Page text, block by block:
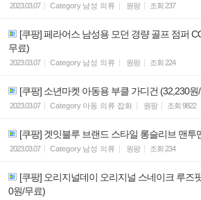
2023.03.07 Category 남성 의류 원팡 조회 237
[쿠팡] 페라어스 남성용 모던 경량 골프 점퍼
무료)
2023.03.07 Category 남성 의류 원팡 조회 224
[쿠팡] 소년마켓 아동용 부클 가디건 (32,230원
2023.03.07 Category 아동 의류 잡화 원팡 조회 9822
[쿠팡] 겟잇블루 브랜드 스타일 롱슬리브 맨투
2023.03.07 Category 남성 의류 원팡 조회 234
[쿠팡] 오리지널데이 오리지널 스네이크 루즈
0원/무료)